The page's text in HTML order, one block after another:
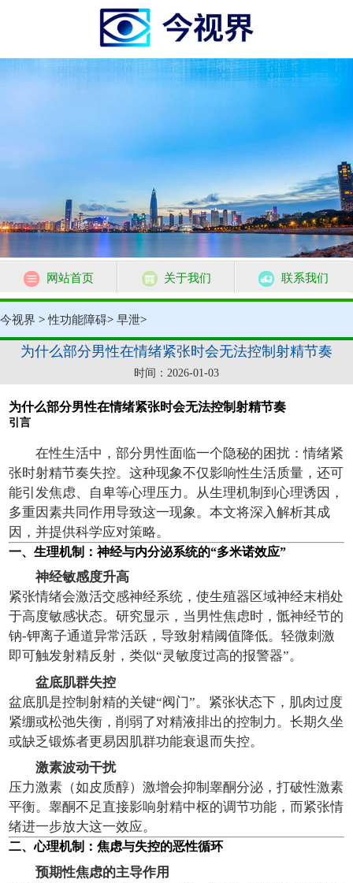
网站首页 关于我们 联系我们
今视界 >性功能障碍> 早泄>
为什么部分男性在情绪紧张时会无法控制射精节奏
时间：2026-01-03
为什么部分男性在情绪紧张时会无法控制射精节奏
引言
在性生活中，部分男性面临一个隐秘的困扰：情绪紧
张时射精节奏失控。这种现象不仅影响性生活质量，还可
能引发焦虑、自卑等心理压力。从生理机制到心理诱因，
多重因素共同作用导致这一现象。本文将深入解析其成
因，并提供科学应对策略。
一、生理机制：神经与内分泌系统的“多米诺效应”
神经敏感度升高
紧张情绪会激活交感神经系统，使生殖器区域神经末梢处
于高度敏感状态。研究显示，当男性焦虑时，骶神经节的
钠-钾离子通道异常活跃，导致射精阈值降低。轻微刺激
即可触发射精反射，类似“灵敏度过高的报警器”。
盆底肌群失控
盆底肌是控制射精的关键“阀门”。紧张状态下，肌肉过度
紧绷或松弛失衡，削弱了对精液排出的控制力。长期久坐
或缺乏锻炼者更易因肌群功能衰退而失控。
激素波动干扰
压力激素（如皮质醇）激增会抑制睾酮分泌，打破性激素
平衡。睾酮不足直接影响射精中枢的调节功能，而紧张情
绪进一步放大这一效应。
二、心理机制：焦虑与失控的恶性循环
预期性焦虑的主导作用